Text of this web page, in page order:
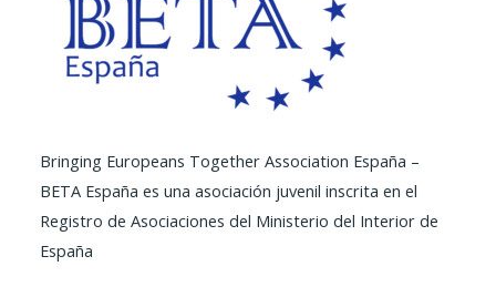
Bringing Europeans Together Association España –
BETA España es una asociación juvenil inscrita en el
Registro de Asociaciones del Ministerio del Interior de
España